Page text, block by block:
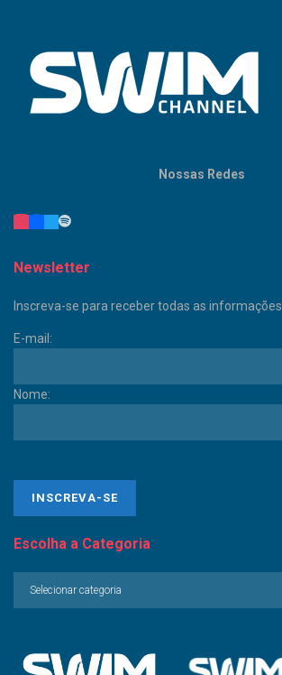
Nossas Redes
Newsletter
Inscreva-se para receber todas as informações
E-mail:
Nome:
Escolha a Categoria
Escolha